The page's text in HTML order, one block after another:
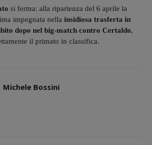
si ferma: alla ripartenza del 6 aprile la
impegnata nella insidiosa trasferta in
dopo nel big-match contro Certaldo,
il primato in classifica.
Michele Bossini